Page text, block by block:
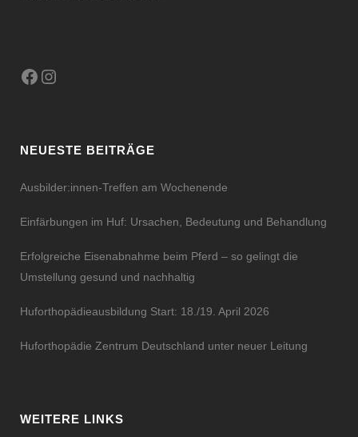
Facebook
Instagram
NEUESTE BEITRÄGE
Ausbilder:innen-Treffen am Wochenende
Einfärbungen im Huf: Ursachen, Bedeutung und Behandlung
Erfolgreiche Eisenabnahme beim Pferd – so gelingt die
Umstellung gesund und nachhaltig
Huforthopädieausbildung Start: 18./19. April 2026
Huforthopädie Zentrum Deutschland unter neuer Leitung
WEITERE LINKS